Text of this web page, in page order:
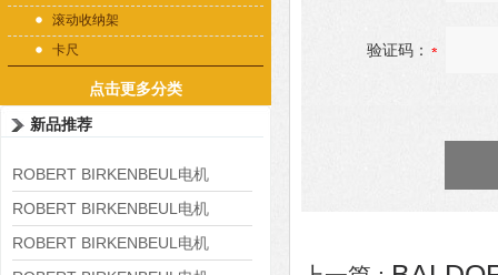
滚动收纳架
卡尺
点击更多分类
新品推荐
ROBERT BIRKENBEUL电机
8APE225M-4-IE3
ROBERT BIRKENBEUL电机
8APE180L-4 IE3
ROBERT BIRKENBEUL电机
验证码：